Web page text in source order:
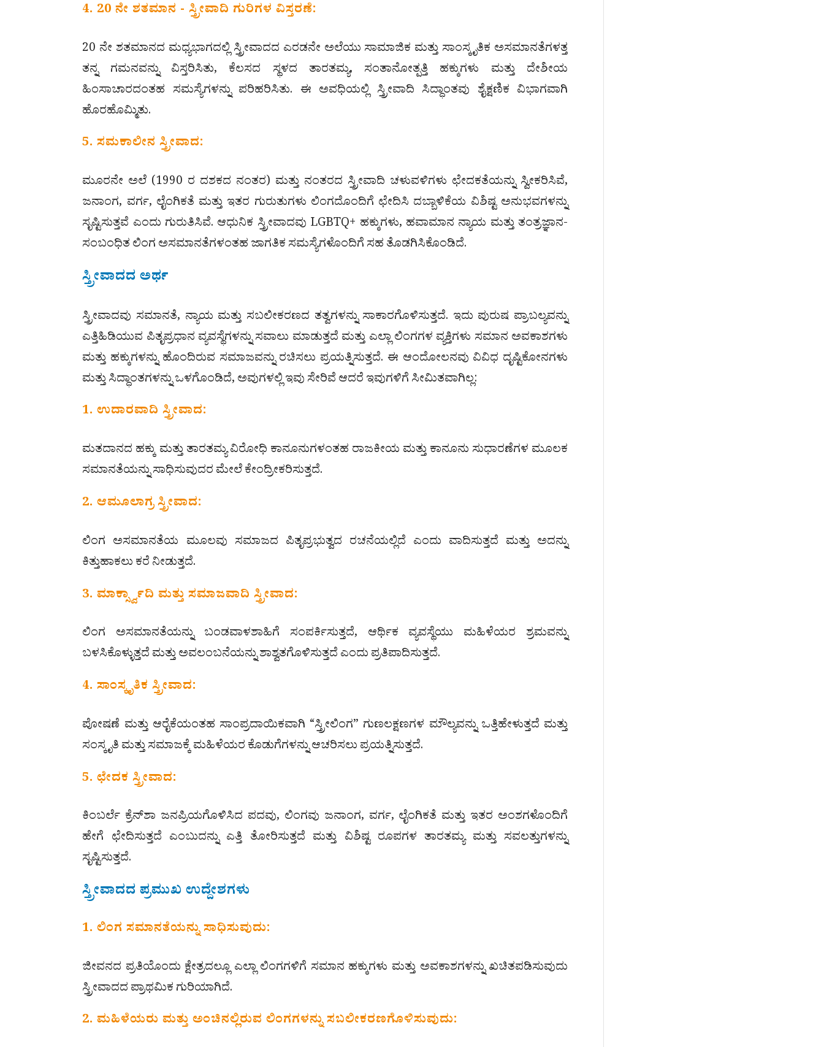
4. 20 ನೇ ಶತಮಾನ - ಸ್ತ್ರೀವಾದಿ ಗುರಿಗಳ ವಿಸ್ತರಣೆ:
20 ನೇ ಶತಮಾನದ ಮಧ್ಯಭಾಗದಲ್ಲಿ ಸ್ತ್ರೀವಾದದ ಎರಡನೇ ಅಲೆಯು ಸಾಮಾಜಿಕ ಮತ್ತು ಸಾಂಸ್ಕೃತಿಕ ಅಸಮಾನತೆಗಳತ್ತ
ತನ್ನ ಗಮನವನ್ನು ವಿಸ್ತರಿಸಿತು, ಕೆಲಸದ ಸ್ಥಳದ ತಾರತಮ್ಯ, ಸಂತಾನೋತ್ಪತ್ತಿ ಹಕ್ಕುಗಳು ಮತ್ತು ದೇಶೀಯ
ಹಿಂಸಾಚಾರದಂತಹ ಸಮಸ್ಯೆಗಳನ್ನು ಪರಿಹರಿಸಿತು. ಈ ಅವಧಿಯಲ್ಲಿ ಸ್ತ್ರೀವಾದಿ ಸಿದ್ಧಾಂತವು ಶೈಕ್ಷಣಿಕ ವಿಭಾಗವಾಗಿ
ಹೊರಹೊಮ್ಮಿತು.
5. ಸಮಕಾಲೀನ ಸ್ತ್ರೀವಾದ:
ಮೂರನೇ ಅಲೆ (1990 ರ ದಶಕದ ನಂತರ) ಮತ್ತು ನಂತರದ ಸ್ತ್ರೀವಾದಿ ಚಳುವಳಿಗಳು ಛೇದಕತೆಯನ್ನು ಸ್ವೀಕರಿಸಿವೆ,
ಜನಾಂಗ, ವರ್ಗ, ಲೈಂಗಿಕತೆ ಮತ್ತು ಇತರ ಗುರುತುಗಳು ಲಿಂಗದೊಂದಿಗೆ ಛೇದಿಸಿ ದಬ್ಬಾಳಿಕೆಯ ವಿಶಿಷ್ಟ ಅನುಭವಗಳನ್ನು
ಸೃಷ್ಟಿಸುತ್ತವೆ ಎಂದು ಗುರುತಿಸಿವೆ. ಆಧುನಿಕ ಸ್ತ್ರೀವಾದವು LGBTQ+ ಹಕ್ಕುಗಳು, ಹವಾಮಾನ ನ್ಯಾಯ ಮತ್ತು ತಂತ್ರಜ್ಞಾನ-
ಸಂಬಂಧಿತ ಲಿಂಗ ಅಸಮಾನತೆಗಳಂತಹ ಜಾಗತಿಕ ಸಮಸ್ಯೆಗಳೊಂದಿಗೆ ಸಹ ತೊಡಗಿಸಿಕೊಂಡಿದೆ.
ಸ್ತ್ರೀವಾದದ ಅರ್ಥ
ಸ್ತ್ರೀವಾದವು ಸಮಾನತೆ, ನ್ಯಾಯ ಮತ್ತು ಸಬಲೀಕರಣದ ತತ್ವಗಳನ್ನು ಸಾಕಾರಗೊಳಿಸುತ್ತದೆ. ಇದು ಪುರುಷ ಪ್ರಾಬಲ್ಯವನ್ನು
ಎತ್ತಿಹಿಡಿಯುವ ಪಿತೃಪ್ರಧಾನ ವ್ಯವಸ್ಥೆಗಳನ್ನು ಸವಾಲು ಮಾಡುತ್ತದೆ ಮತ್ತು ಎಲ್ಲಾ ಲಿಂಗಗಳ ವ್ಯಕ್ತಿಗಳು ಸಮಾನ ಅವಕಾಶಗಳು
ಮತ್ತು ಹಕ್ಕುಗಳನ್ನು ಹೊಂದಿರುವ ಸಮಾಜವನ್ನು ರಚಿಸಲು ಪ್ರಯತ್ನಿಸುತ್ತದೆ. ಈ ಆಂದೋಲನವು ವಿವಿಧ ದೃಷ್ಟಿಕೋನಗಳು
ಮತ್ತು ಸಿದ್ಧಾಂತಗಳನ್ನು ಒಳಗೊಂಡಿದೆ, ಅವುಗಳಲ್ಲಿ ಇವು ಸೇರಿವೆ ಆದರೆ ಇವುಗಳಿಗೆ ಸೀಮಿತವಾಗಿಲ್ಲ:
1. ಉದಾರವಾದಿ ಸ್ತ್ರೀವಾದ:
ಮತದಾನದ ಹಕ್ಕು ಮತ್ತು ತಾರತಮ್ಯ ವಿರೋಧಿ ಕಾನೂನುಗಳಂತಹ ರಾಜಕೀಯ ಮತ್ತು ಕಾನೂನು ಸುಧಾರಣೆಗಳ ಮೂಲಕ
ಸಮಾನತೆಯನ್ನು ಸಾಧಿಸುವುದರ ಮೇಲೆ ಕೇಂದ್ರೀಕರಿಸುತ್ತದೆ.
2. ಆಮೂಲಾಗ್ರ ಸ್ತ್ರೀವಾದ:
ಲಿಂಗ ಅಸಮಾನತೆಯ ಮೂಲವು ಸಮಾಜದ ಪಿತೃಪ್ರಭುತ್ವದ ರಚನೆಯಲ್ಲಿದೆ ಎಂದು ವಾದಿಸುತ್ತದೆ ಮತ್ತು ಅದನ್ನು
ಕಿತ್ತುಹಾಕಲು ಕರೆ ನೀಡುತ್ತದೆ.
3. ಮಾರ್ಕ್ಸ್ವಾದಿ ಮತ್ತು ಸಮಾಜವಾದಿ ಸ್ತ್ರೀವಾದ:
ಲಿಂಗ ಅಸಮಾನತೆಯನ್ನು ಬಂಡವಾಳಶಾಹಿಗೆ ಸಂಪರ್ಕಿಸುತ್ತದೆ, ಆರ್ಥಿಕ ವ್ಯವಸ್ಥೆಯು ಮಹಿಳೆಯರ ಶ್ರಮವನ್ನು
ಬಳಸಿಕೊಳ್ಳುತ್ತದೆ ಮತ್ತು ಅವಲಂಬನೆಯನ್ನು ಶಾಶ್ವತಗೊಳಿಸುತ್ತದೆ ಎಂದು ಪ್ರತಿಪಾದಿಸುತ್ತದೆ.
4. ಸಾಂಸ್ಕೃತಿಕ ಸ್ತ್ರೀವಾದ:
ಪೋಷಣೆ ಮತ್ತು ಆರೈಕೆಯಂತಹ ಸಾಂಪ್ರದಾಯಿಕವಾಗಿ “ಸ್ತ್ರೀಲಿಂಗ” ಗುಣಲಕ್ಷಣಗಳ ಮೌಲ್ಯವನ್ನು ಒತ್ತಿಹೇಳುತ್ತದೆ ಮತ್ತು
ಸಂಸ್ಕೃತಿ ಮತ್ತು ಸಮಾಜಕ್ಕೆ ಮಹಿಳೆಯರ ಕೊಡುಗೆಗಳನ್ನು ಆಚರಿಸಲು ಪ್ರಯತ್ನಿಸುತ್ತದೆ.
5. ಛೇದಕ ಸ್ತ್ರೀವಾದ:
ಕಿಂಬರ್ಲೆ ಕ್ರೆನ್‌ಶಾ ಜನಪ್ರಿಯಗೊಳಿಸಿದ ಪದವು, ಲಿಂಗವು ಜನಾಂಗ, ವರ್ಗ, ಲೈಂಗಿಕತೆ ಮತ್ತು ಇತರ ಅಂಶಗಳೊಂದಿಗೆ
ಹೇಗೆ ಛೇದಿಸುತ್ತದೆ ಎಂಬುದನ್ನು ಎತ್ತಿ ತೋರಿಸುತ್ತದೆ ಮತ್ತು ವಿಶಿಷ್ಟ ರೂಪಗಳ ತಾರತಮ್ಯ ಮತ್ತು ಸವಲತ್ತುಗಳನ್ನು
ಸೃಷ್ಟಿಸುತ್ತದೆ.
ಸ್ತ್ರೀವಾದದ ಪ್ರಮುಖ ಉದ್ದೇಶಗಳು
1. ಲಿಂಗ ಸಮಾನತೆಯನ್ನು ಸಾಧಿಸುವುದು:
ಜೀವನದ ಪ್ರತಿಯೊಂದು ಕ್ಷೇತ್ರದಲ್ಲೂ ಎಲ್ಲಾ ಲಿಂಗಗಳಿಗೆ ಸಮಾನ ಹಕ್ಕುಗಳು ಮತ್ತು ಅವಕಾಶಗಳನ್ನು ಖಚಿತಪಡಿಸುವುದು
ಸ್ತ್ರೀವಾದದ ಪ್ರಾಥಮಿಕ ಗುರಿಯಾಗಿದೆ.
2. ಮಹಿಳೆಯರು ಮತ್ತು ಅಂಚಿನಲ್ಲಿರುವ ಲಿಂಗಗಳನ್ನು ಸಬಲೀಕರಣಗೊಳಿಸುವುದು: